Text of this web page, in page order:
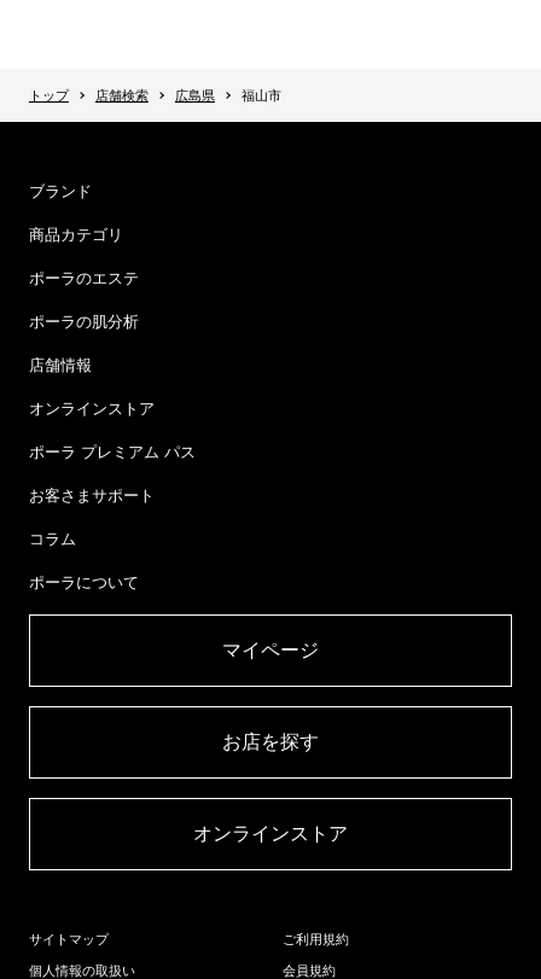
トップ 店舗検索 広島県 福山市
ブランド
商品カテゴリ
ポーラのエステ
ポーラの肌分析
店舗情報
オンラインストア
ポーラ プレミアム パス
お客さまサポート
コラム
ポーラについて
マイページ​
お店を探す​
オンラインストア​
サイトマップ
個人情報の取扱い
ご利用規約
会員規約